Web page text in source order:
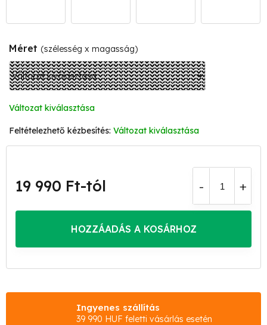
Méret (szélesség x magasság)
Változat kiválasztása
Változat kiválasztása
19 990 Ft-tól
HOZZÁADÁS A KOSÁRHOZ
Ingyenes szállítás
39 990 HUF feletti vásárlás esetén